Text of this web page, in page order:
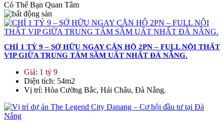
Có Thể Bạn Quan Tâm
CHỈ 1 TỶ 9 – SỞ HỮU NGAY CĂN HỘ 2PN – FULL NỘI THẤT
VIP GIỮA TRUNG TÂM SẦM UẤT NHẤT ĐÀ NẴNG.
Giá: 1 tỷ 9
Diện tích: 54m2
Vị trí: Hòa Cường Bắc, Hải Châu, Đà Nẵng.